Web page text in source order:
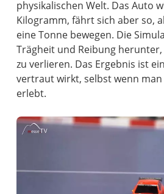
physikalischen Welt. Das Auto
Kilogramm, fährt sich aber so,
eine Tonne bewegen. Die
Trägheit und Reibung
zu verlieren. Das Ergebnis ist
vertraut wirkt, selbst wenn
erlebt.